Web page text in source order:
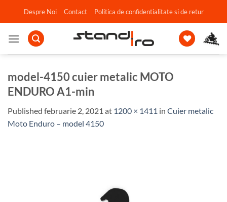
Despre Noi Contact Politica de confidentialitate si de retur
model-4150 cuier metalic MOTO
ENDURO A1-min
Published februarie 2, 2021 at 1200 × 1411 in Cuier metalic
Moto Enduro – model 4150